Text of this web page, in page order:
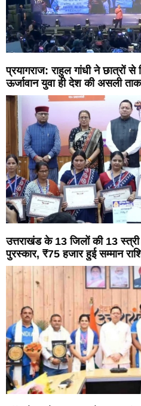
प्रयागराज: राहुल गांधी ने छात्रों
ऊर्जावान युवा ही देश की असली
उत्तराखंड के 13 जिलों की 13 स्त्री
पुरस्कार, ₹75 हजार हुई सम्मान